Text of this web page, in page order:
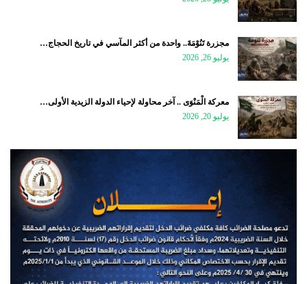
مجزرة تَنُوْمَةَ.. واحدة من أكثر المآسي في تاريخ الحجاج…
يوليو 26, 2026
معركة الْمَنْوَى .. آخر محاولة لإحياء الدولة الزيدية الأولى…
يوليو 20, 2026